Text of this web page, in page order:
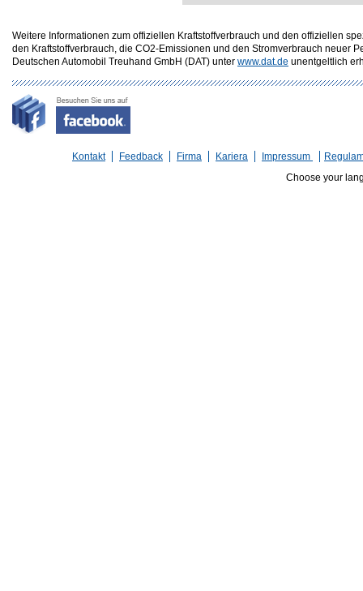
Weitere Informationen zum offiziellen Kraftstoffverbrauch und den offiziellen
den Kraftstoffverbrauch, die CO2-Emissionen und den Stromverbrauch neuer
Deutschen Automobil Treuhand GmbH (DAT) unter www.dat.de unentgeltlich
Kontakt Feedback Firma Kariera Impressum
Choose your